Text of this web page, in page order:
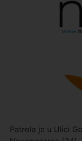
Patrola je u Ulici